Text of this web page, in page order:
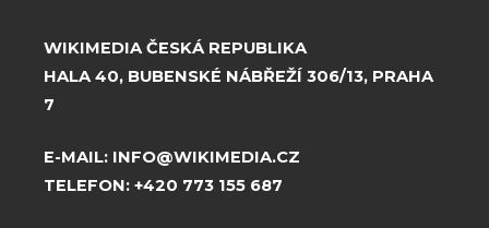
WIKIMEDIA ČESKÁ REPUBLIKA
HALA 40, BUBENSKÉ NÁBŘEŽÍ 306/13, PRAHA
7
E-MAIL: INFO@WIKIMEDIA.CZ
TELEFON: +420 773 155 687